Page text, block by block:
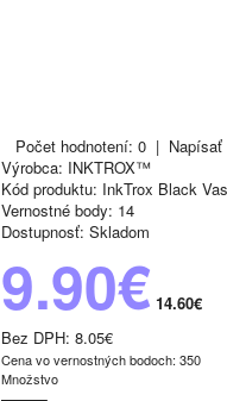
Počet hodnotení: 0 |
Výrobca: INKTROX™
Kód produktu: InkTrox Black
Vernostné body: 14
Dostupnosť: Skladom
9.90€ 14.60€
Bez DPH: 8.05€
Cena vo vernostných bodoch: 350
Množstvo